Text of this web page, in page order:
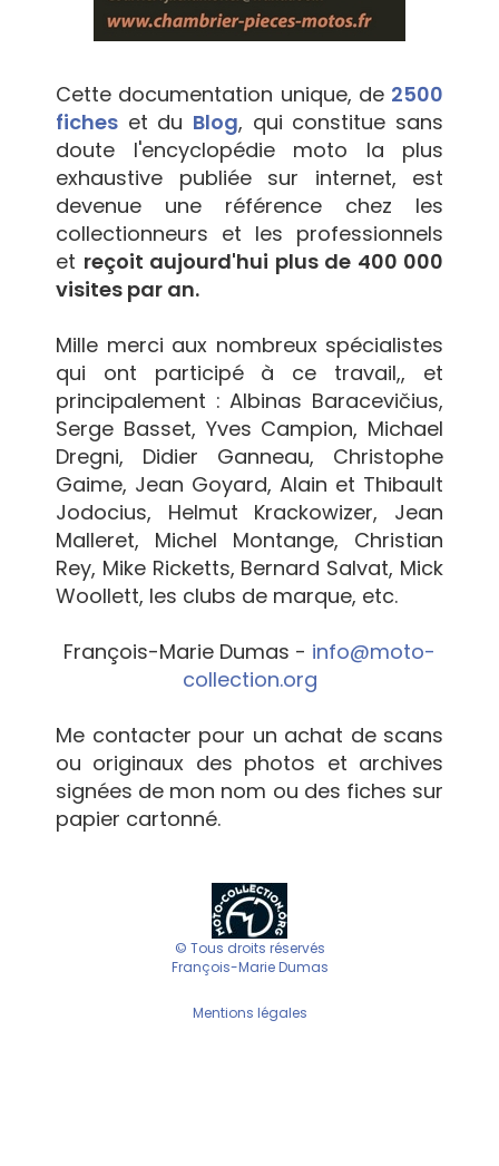
Cette documentation unique, de 2500
fiches et du Blog, qui constitue sans
doute l'encyclopédie moto la plus
exhaustive publiée sur internet, est
devenue une référence chez les
collectionneurs et les professionnels
et reçoit aujourd'hui plus de 400 000
visites par an.
Mille merci aux nombreux spécialistes
qui ont participé à ce travail,, et
principalement : Albinas Baracevičius,
Serge Basset, Yves Campion, Michael
Dregni, Didier Ganneau, Christophe
Gaime, Jean Goyard, Alain et Thibault
Jodocius, Helmut Krackowizer, Jean
Malleret, Michel Montange, Christian
Rey, Mike Ricketts, Bernard Salvat, Mick
Woollett, les clubs de marque, etc.
François-Marie Dumas - info@moto-
collection.org
Me contacter pour un achat de scans
ou originaux des photos et archives
signées de mon nom ou des fiches sur
papier cartonné.
© Tous droits réservés
François-Marie Dumas
Mentions légales